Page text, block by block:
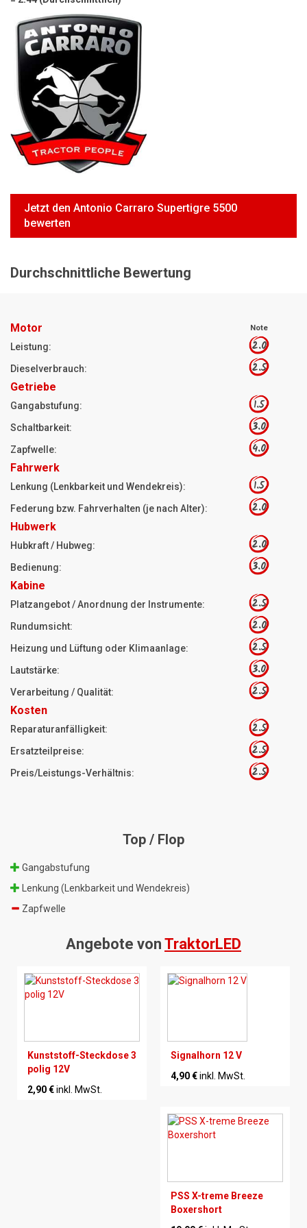
Hoflader
Freischneider
Jetzt Bewerten
Jetzt den Antonio Carraro Supertigre 5500
bewerten
Durchschnittliche Bewertung
Motor Note
Leistung: 2.0
Dieselverbrauch: 2.5
Getriebe
Gangabstufung: 1.5
Schaltbarkeit: 3.0
Zapfwelle: 4.0
Fahrwerk
Lenkung (Lenkbarkeit und Wendekreis): 1.5
Federung bzw. Fahrverhalten (je nach Alter): 2.0
Hubwerk
Hubkraft / Hubweg: 2.0
Bedienung: 3.0
Kabine
Platzangebot / Anordnung der Instrumente: 2.5
Rundumsicht: 2.0
Heizung und Lüftung oder Klimaanlage: 2.5
Lautstärke: 3.0
Verarbeitung / Qualität: 2.5
Kosten
Reparaturanfälligkeit: 2.5
Ersatzteilpreise: 2.5
Preis/Leistungs-Verhältnis: 2.5
Top / Flop
Gangabstufung
Lenkung (Lenkbarkeit und Wendekreis)
Zapfwelle
Angebote von TraktorLED
Kunststoff-Steckdose 3
polig 12V
2,90 €inkl. MwSt.
Signalhorn 12 V
4,90 €inkl. MwSt.
PSS X-treme Breeze
Boxershort